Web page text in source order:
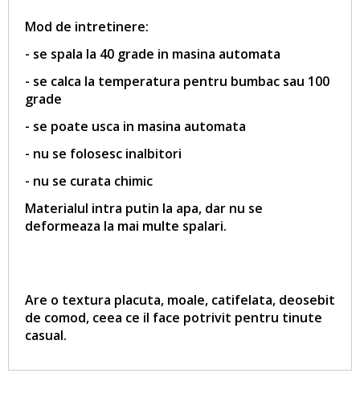
Mod de intretinere:
- se spala la 40 grade in masina automata
- se calca la temperatura pentru bumbac sau 100
grade
- se poate usca in masina automata
- nu se folosesc inalbitori
- nu se curata chimic
Materialul intra putin la apa, dar nu se
deformeaza la mai multe spalari.
Are o textura placuta, moale, catifelata, deosebit
de comod, ceea ce il face potrivit pentru tinute
casual.